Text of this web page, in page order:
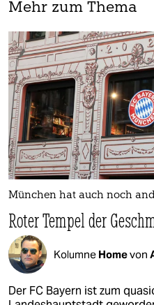
Mehr zum Thema
München hat auch noch
Roter Tempel der
Kolumne Homevon
Der FC Bayern ist zum